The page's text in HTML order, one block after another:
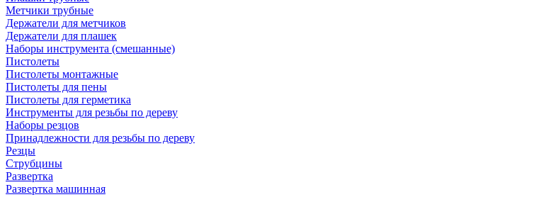
Метчики трубные
Держатели для метчиков
Держатели для плашек
Наборы инструмента (смешанные)
Пистолеты
Пистолеты монтажные
Пистолеты для пены
Пистолеты для герметика
Инструменты для резьбы по дереву
Наборы резцов
Принадлежности для резьбы по дереву
Резцы
Струбцины
Развертка
Развертка машинная